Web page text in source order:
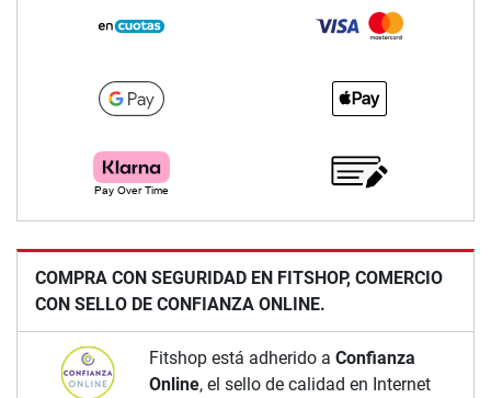
COMPRA CON SEGURIDAD EN FITSHOP, COMERCIO
CON SELLO DE CONFIANZA ONLINE.
Fitshop está adherido a Confianza
Online, el sello de calidad en Internet